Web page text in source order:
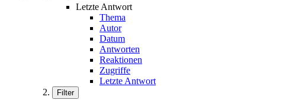
Letzte Antwort
Thema
Autor
Datum
Antworten
Reaktionen
Zugriffe
Letzte Antwort
Filter